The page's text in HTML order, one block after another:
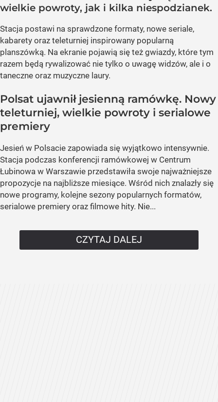
wielkie powroty, jak i kilka niespodzianek.
Stacja postawi na sprawdzone formaty, nowe seriale,
kabarety oraz teleturniej inspirowany popularną
planszówką. Na ekranie pojawią się też gwiazdy, które tym
razem będą rywalizować nie tylko o uwagę widzów, ale i o
taneczne oraz muzyczne laury.
Polsat ujawnił jesienną ramówkę. Nowy
teleturniej, wielkie powroty i serialowe
premiery
Jesień w Polsacie zapowiada się wyjątkowo intensywnie.
Stacja podczas konferencji ramówkowej w Centrum
Łubinowa w Warszawie przedstawiła swoje najważniejsze
propozycje na najbliższe miesiące. Wśród nich znalazły się
nowe programy, kolejne sezony popularnych formatów,
serialowe premiery oraz filmowe hity. Nie...
CZYTAJ DALEJ